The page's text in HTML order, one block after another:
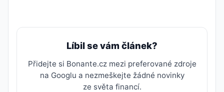
Líbil se vám článek?
Přidejte si Bonante.cz mezi preferované zdroje
na Googlu a nezmeškejte žádné novinky
ze světa financí.